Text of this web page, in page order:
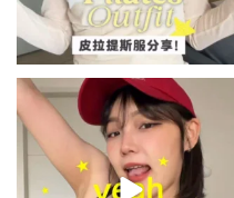
summer outfit⋆.˚✮🎧✮˚.⋆
夏日穿搭最需要單品！...
755 43